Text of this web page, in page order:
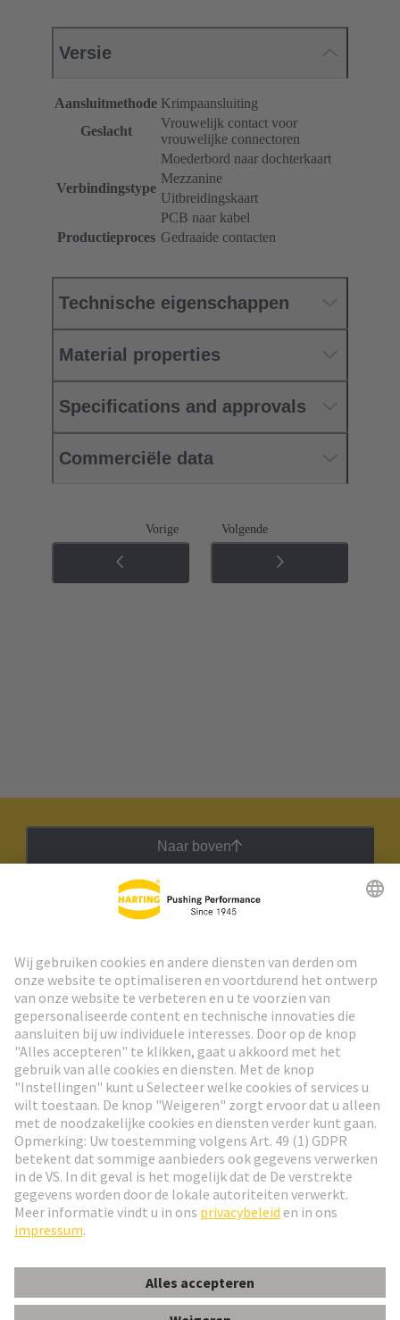
Versie
Aansluitmethode Krimpaansluiting
Geslacht
Vrouwelijk contact voor
vrouwelijke connectoren
Verbindingstype
Moederbord naar dochterkaart
Mezzanine
Uitbreidingskaart
PCB naar kabel
Productieproces Gedraaide contacten
Technische eigenschappen
Material properties
Specifications and approvals
Commerciële data
Vorige Volgende
Naar boven
Ga naar registratie
Social Media
© HARTING Technology Group